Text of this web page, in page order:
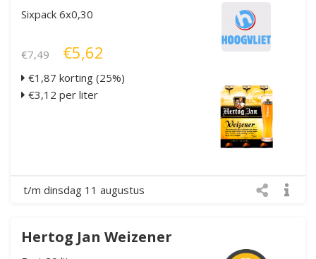
Sixpack 6x0,30
€7,49 €5,62
€1,87 korting (25%)
€3,12 per liter
t/m dinsdag 11 augustus
Hertog Jan Weizener